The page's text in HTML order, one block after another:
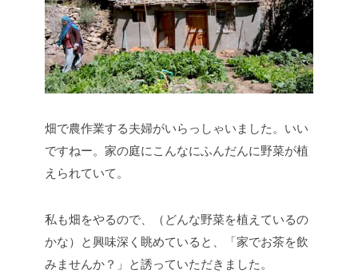
畑で農作業する夫婦がいらっしゃいました。いい
ですねー。家の庭にこんなにふんだんに野菜が植
えられていて。
私も畑をやるので、（どんな野菜を植えているの
かな）と興味深く眺めていると、「家でお茶を飲
みませんか？」と誘っていただきました。